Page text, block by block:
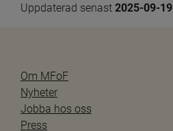
Uppdaterad senast 2025-09-19
Om MFoF
Nyheter
Jobba hos oss
Press